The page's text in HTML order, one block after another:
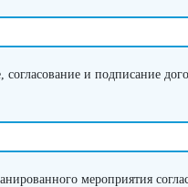
и подписание
мероприятия